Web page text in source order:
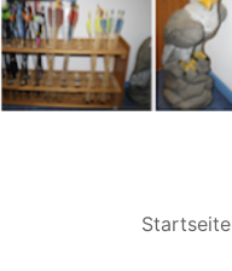
Startseite